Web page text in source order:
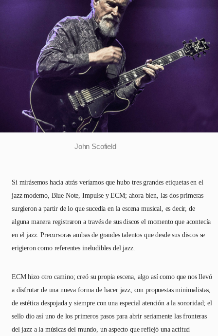
John Scofield
Si mirásemos hacia atrás veríamos que hubo tres grandes etiquetas en el
jazz moderno, Blue Note, Impulse y ECM; ahora bien, las dos primeras
surgieron a partir de lo que sucedía en la escena musical, es decir, de
alguna manera registraron a través de sus discos el momento que acontecía
en el jazz. Precursoras ambas de grandes talentos que desde sus discos se
erigieron como referentes ineludibles del jazz.
ECM hizo otro camino; creó su propia escena, algo así como que nos llevó
a disfrutar de una nueva forma de hacer jazz, con propuestas minimalistas,
de estética despojada y siempre con una especial atención a la sonoridad; el
sello dio así uno de los primeros pasos para abrir seriamente las fronteras
del jazz a la músicas del mundo, un aspecto que reflejó una actitud